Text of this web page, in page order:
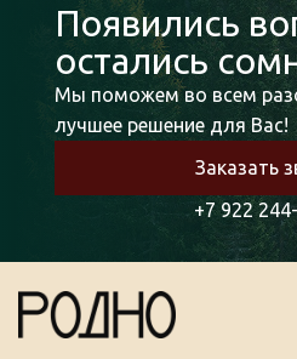
Появились
остались
Мы поможем во всем
лучшее решение для Вас!
Заказать
+7 922